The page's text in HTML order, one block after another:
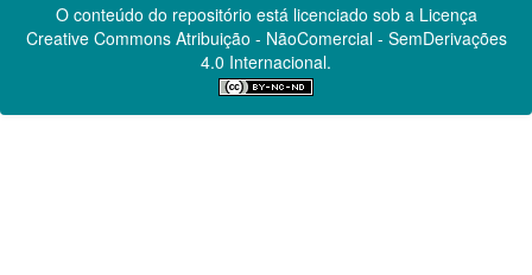
O conteúdo do repositório está licenciado sob a Licença
Creative CommonsAtribuição - NãoComercial - SemDerivações
4.0 Internacional.